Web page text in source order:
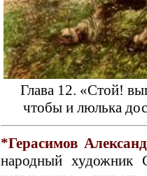
Глава 12. «Стой!
чтобы и люлька
*Герасимов
народный художник